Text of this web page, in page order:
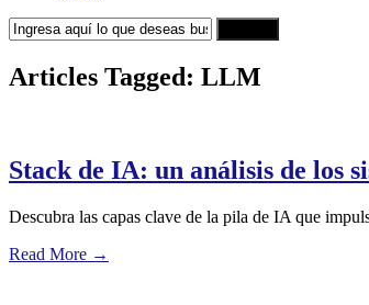
Articles Tagged: LLM
Stack de IA: un análisis de los
Descubra las capas clave de la pila de IA que
Read More →